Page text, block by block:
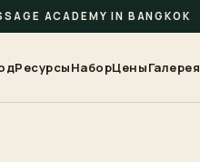
ACADEMY IN BANGKOK
РесурсыНаборЦеныГалерея